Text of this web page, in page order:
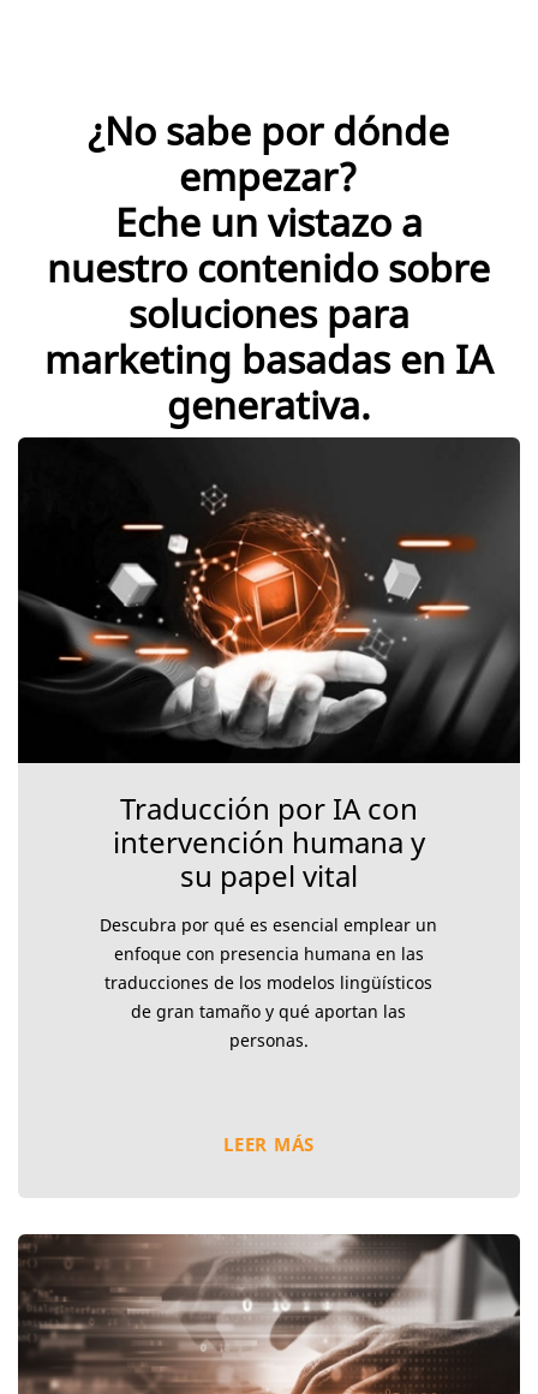
¿No sabe por dónde
empezar?
Eche un vistazo a
nuestro contenido sobre
soluciones para
marketing basadas en IA
generativa.
Traducción por IA con
intervención humana y
su papel vital
Descubra por qué es esencial emplear un
enfoque con presencia humana en las
traducciones de los modelos lingüísticos
de gran tamaño y qué aportan las
personas.
LEER MÁS